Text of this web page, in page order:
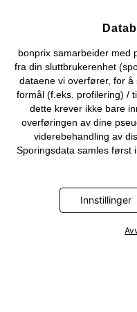
bonprix samarbeider med
fra din sluttbrukerenhet
dataene vi overfører, for
formål (f.eks. profilering) /
dette krever ikke bare
overføringen av dine
viderebehandling av
Sporingsdata samles først
Adjust GmbH, Criteo SA,
Communications GmbH,
Ltd, RTB-House GmbH,
Innstillinger